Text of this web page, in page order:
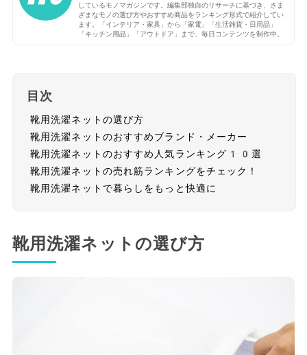
しているモノマガジンです。編集部独自のリサーチに基づき、さま
ざまなモノの選び方やおすすめ商品をランキング形式で紹介してい
ます。「インテリア・家具」から「家電」「生活雑貨・日用品」
「キッチン用品」「アウトドア」まで、毎日コンテンツを制作中。
目次
靴用洗濯ネットの選び方
靴用洗濯ネットのおすすめブランド・メーカー
靴用洗濯ネットのおすすめ人気ランキング10選
靴用洗濯ネットの売れ筋ランキングをチェック！
靴用洗濯ネットで暮らしをもっと快適に
靴用洗濯ネットの選び方